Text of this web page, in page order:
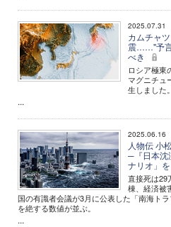
2025.07.31
カムチャ
震……"予言
べき
ロシア極東
マグニチュ
生しました。
...
2025.06.16
人物伝 小
─『日本沈
ナリオ」
直接死は29
棟、経済被
国の有識者会議が3月に公表した「南海ト
を絶する数値が並ぶ。
...